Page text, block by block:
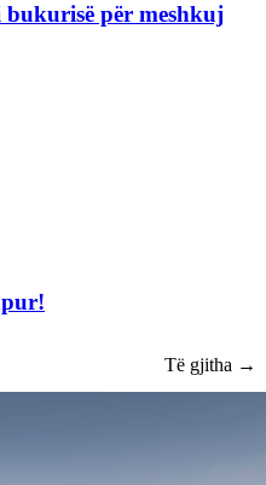
bukurisë për meshkuj
Të gjitha →